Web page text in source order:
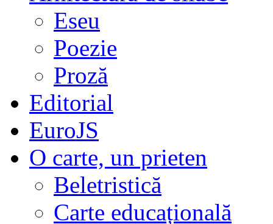
Eseu
Poezie
Proză
Editorial
EuroJS
O carte, un prieten
Beletristică
Carte educațională